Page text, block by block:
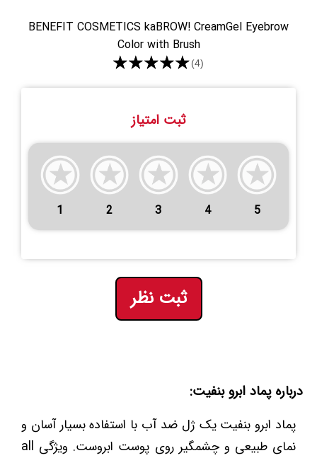
BENEFIT COSMETICS kaBROW! CreamGel Eyebrow
Color with Brush
★★★★★(4)
ثبت امتیاز
1 2 3 4 5
ثبت نظر
درباره پماد ابرو بنفیت:
پماد ابرو بنفیت یک ژل ضد آب با استفاده بسیار آسان و
نمای طبیعی و چشمگیر روی پوست ابروست. ویژگی all